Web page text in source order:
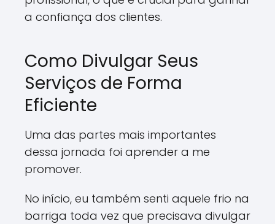
a confiança dos clientes.
Como Divulgar Seus
Serviços de Forma
Eficiente
Uma das partes mais importantes
dessa jornada foi aprender a me
promover.
No início, eu também senti aquele frio na
barriga toda vez que precisava divulgar